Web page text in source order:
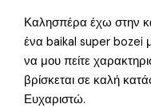
Καλησπέρα έχω στην
ένα baikal super bozei
να μου πείτε
βρίσκεται σε καλή
Ευχαριστώ.